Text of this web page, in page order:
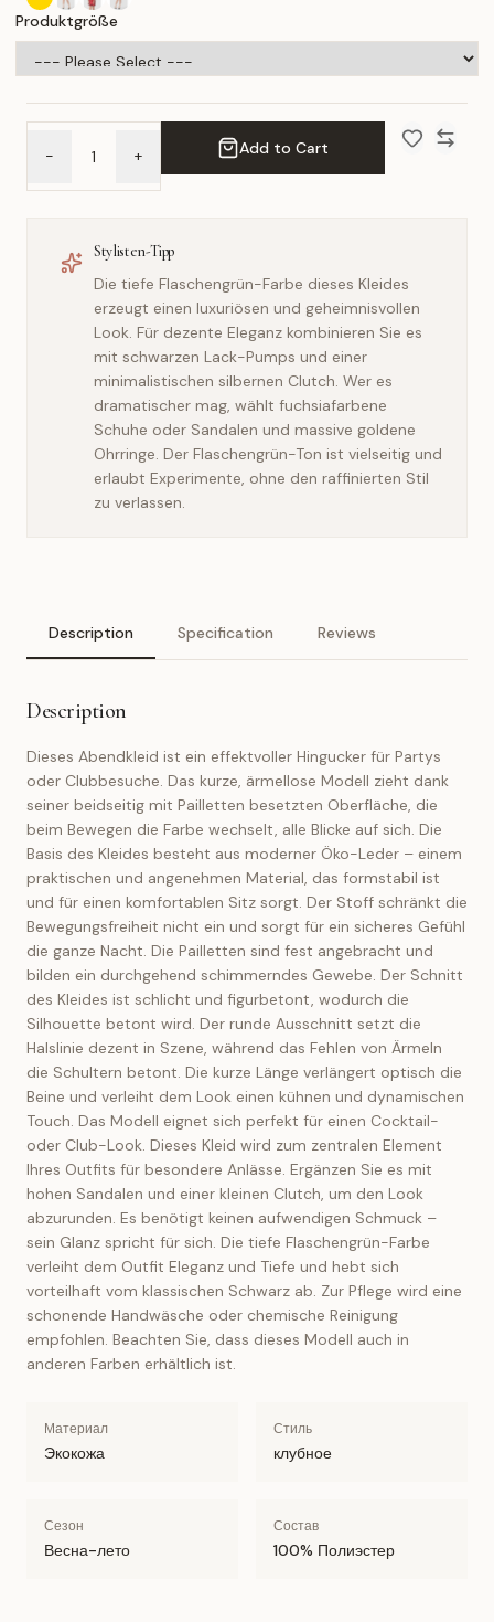
Produktgröße
- + Add to Cart
Stylisten-Tipp
Die tiefe Flaschengrün-Farbe dieses Kleides
erzeugt einen luxuriösen und geheimnisvollen
Look. Für dezente Eleganz kombinieren Sie es
mit schwarzen Lack-Pumps und einer
minimalistischen silbernen Clutch. Wer es
dramatischer mag, wählt fuchsiafarbene
Schuhe oder Sandalen und massive goldene
Ohrringe. Der Flaschengrün-Ton ist vielseitig und
erlaubt Experimente, ohne den raffinierten Stil
zu verlassen.
Description Specification Reviews
Description
Dieses Abendkleid ist ein effektvoller Hingucker für Partys
oder Clubbesuche. Das kurze, ärmellose Modell zieht dank
seiner beidseitig mit Pailletten besetzten Oberfläche, die
beim Bewegen die Farbe wechselt, alle Blicke auf sich. Die
Basis des Kleides besteht aus moderner Öko-Leder – einem
praktischen und angenehmen Material, das formstabil ist
und für einen komfortablen Sitz sorgt. Der Stoff schränkt die
Bewegungsfreiheit nicht ein und sorgt für ein sicheres Gefühl
die ganze Nacht. Die Pailletten sind fest angebracht und
bilden ein durchgehend schimmerndes Gewebe. Der Schnitt
des Kleides ist schlicht und figurbetont, wodurch die
Silhouette betont wird. Der runde Ausschnitt setzt die
Halslinie dezent in Szene, während das Fehlen von Ärmeln
die Schultern betont. Die kurze Länge verlängert optisch die
Beine und verleiht dem Look einen kühnen und dynamischen
Touch. Das Modell eignet sich perfekt für einen Cocktail-
oder Club-Look. Dieses Kleid wird zum zentralen Element
Ihres Outfits für besondere Anlässe. Ergänzen Sie es mit
hohen Sandalen und einer kleinen Clutch, um den Look
abzurunden. Es benötigt keinen aufwendigen Schmuck –
sein Glanz spricht für sich. Die tiefe Flaschengrün-Farbe
verleiht dem Outfit Eleganz und Tiefe und hebt sich
vorteilhaft vom klassischen Schwarz ab. Zur Pflege wird eine
schonende Handwäsche oder chemische Reinigung
empfohlen. Beachten Sie, dass dieses Modell auch in
anderen Farben erhältlich ist.
Материал
Экокожа
Стиль
клубное
Сезон
Весна-лето
Состав
100% Полиэстер